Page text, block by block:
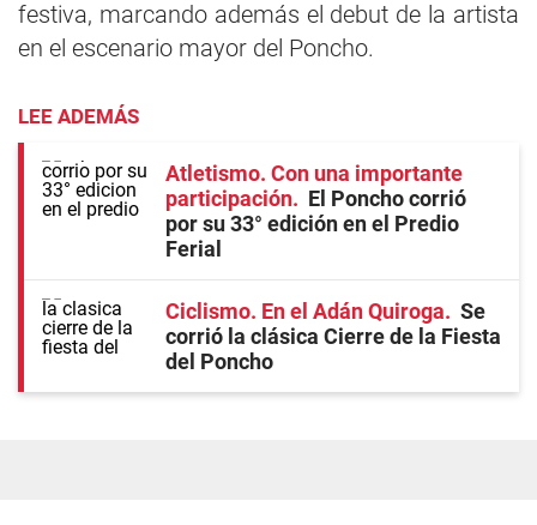
festiva, marcando además el debut de la artista
en el escenario mayor del Poncho.
LEE ADEMÁS
Atletismo. Con una importante
participación
El Poncho corrió
por su 33° edición en el Predio
Ferial
Ciclismo. En el Adán Quiroga
Se
corrió la clásica Cierre de la Fiesta
del Poncho